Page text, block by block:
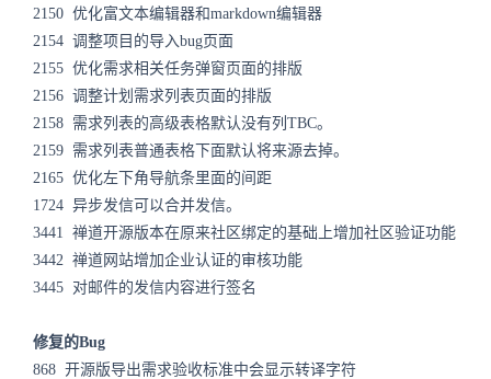
2150 优化富文本编辑器和markdown编辑器
2154 调整项目的导入bug页面
2155 优化需求相关任务弹窗页面的排版
2156 调整计划需求列表页面的排版
2158 需求列表的高级表格默认没有列TBC。
2159 需求列表普通表格下面默认将来源去掉。
2165 优化左下角导航条里面的间距
1724 异步发信可以合并发信。
3441 禅道开源版本在原来社区绑定的基础上增加社区验证功能
3442 禅道网站增加企业认证的审核功能
3445 对邮件的发信内容进行签名
修复的Bug
868 开源版导出需求验收标准中会显示转译字符